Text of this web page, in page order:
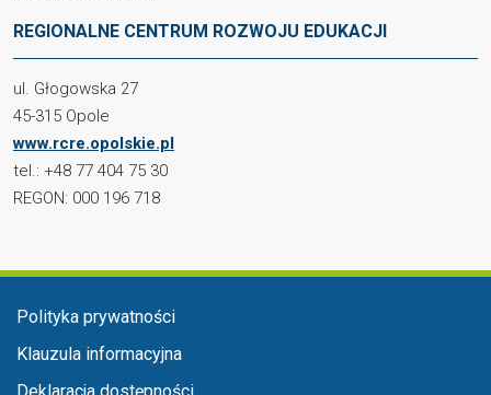
REGIONALNE CENTRUM ROZWOJU EDUKACJI
ul. Głogowska 27
45-315 Opole
www.rcre.opolskie.pl
tel.: +48 77 404 75 30
REGON: 000 196 718
Menu w stopce
Polityka prywatności
Klauzula informacyjna
Deklaracja dostępności